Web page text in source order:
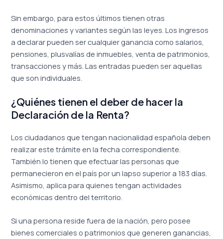
Sin embargo, para estos últimos tienen otras
denominaciones y variantes según las leyes. Los ingresos
a declarar pueden ser cualquier ganancia como salarios,
pensiones, plusvalías de inmuebles, venta de patrimonios,
transacciones y más. Las entradas pueden ser aquellas
que son individuales.
¿Quiénes tienen el deber de hacer la
Declaración de la Renta?
Los ciudadanos que tengan nacionalidad española deben
realizar este trámite en la fecha correspondiente.
También lo tienen que efectuar las personas que
permanecieron en el país por un lapso superior a 183 días.
Asimismo, aplica para quienes tengan actividades
económicas dentro del territorio.
Si una persona reside fuera de la nación, pero posee
bienes comerciales o patrimonios que generen ganancias,